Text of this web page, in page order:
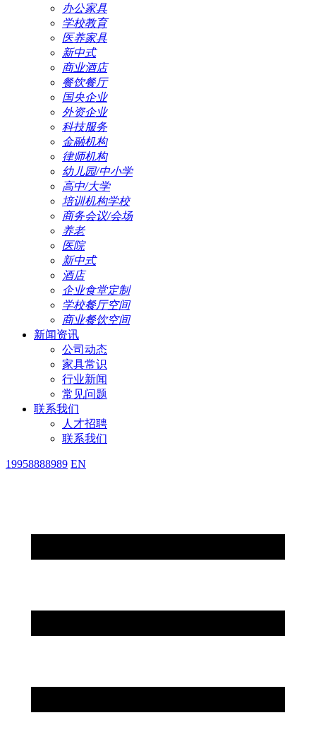
办公家具
学校教育
医养家具
新中式
商业酒店
餐饮餐厅
国央企业
外资企业
科技服务
金融机构
律师机构
幼儿园/中小学
高中/大学
培训机构学校
商务会议/会场
养老
医院
新中式
酒店
企业食堂定制
学校餐厅空间
商业餐饮空间
新闻资讯
公司动态
家具常识
行业新闻
常见问题
联系我们
人才招聘
联系我们
19958888989 EN